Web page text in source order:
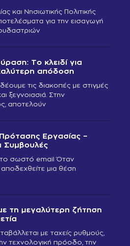
και Νησιωτικής Πολιτικής
για την εισαγωγή
Το κλειδί για
απόδοση
τις διακοπές με στιγμές
ξεγνοιασιά. Στην
αποτελούν
Εργασίας –
Συμβουλές
το σωστό email Όταν
μια θέση
τη μεγαλύτερη ζήτηση
με ταχείς ρυθμούς,
τεχνολογική πρόοδο, την